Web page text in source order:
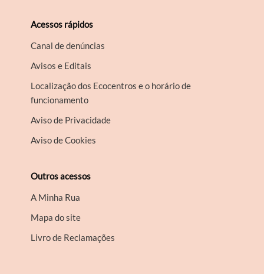
Acessos rápidos
Canal de denúncias
Avisos e Editais
Localização dos Ecocentros e o horário de
funcionamento
Aviso de Privacidade
Aviso de Cookies
Outros acessos
A Minha Rua
Mapa do site
Livro de Reclamações